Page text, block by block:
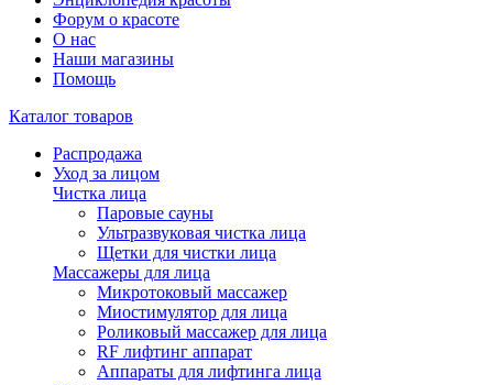
Форум о красоте
О нас
Наши магазины
Помощь
Каталог товаров
Распродажа
Уход за лицом
Чистка лица
Паровые сауны
Ультразвуковая чистка лица
Щетки для чистки лица
Массажеры для лица
Микротоковый массажер
Миостимулятор для лица
Роликовый массажер для лица
RF лифтинг аппарат
Аппараты для лифтинга лица